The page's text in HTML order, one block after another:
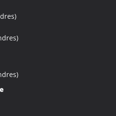
Albiol
Albocàsser
Albons